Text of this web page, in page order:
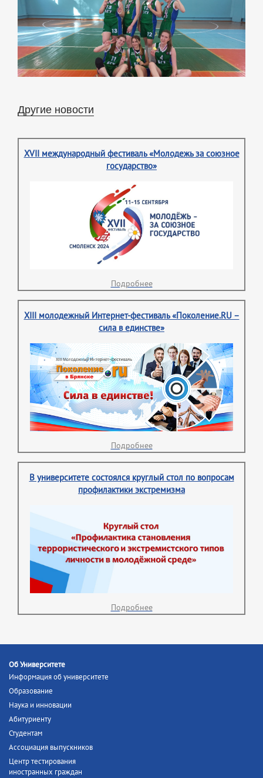
Другие новости
XVII международный фестиваль «Молодежь за союзное
государство»
Подробнее
XIII молодежный Интернет-фестиваль «Поколение.RU –
сила в единстве»
Подробнее
В университете состоялся круглый стол по вопросам
профилактики экстремизма
Подробнее
Об Университете
Информация об университете
Образование
Наука и инновации
Абитуриенту
Студентам
Ассоциация выпускников
Центр тестирования
иностранных граждан